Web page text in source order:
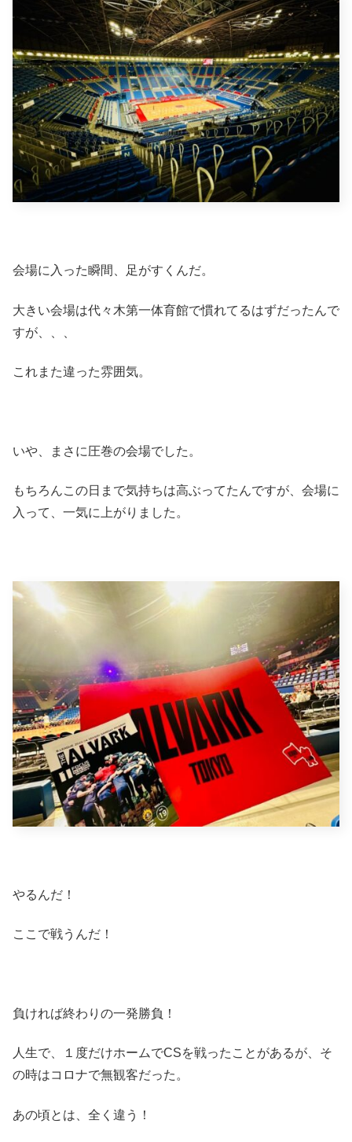
会場に入った瞬間、足がすくんだ。
大きい会場は代々木第一体育館で慣れてるはずだったんで
すが、、、
これまた違った雰囲気。
いや、まさに圧巻の会場でした。
もちろんこの日まで気持ちは高ぶってたんですが、会場に
入って、一気に上がりました。
やるんだ！
ここで戦うんだ！
負ければ終わりの一発勝負！
人生で、１度だけホームでCSを戦ったことがあるが、そ
の時はコロナで無観客だった。
あの頃とは、全く違う！